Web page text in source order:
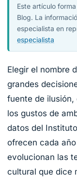
Este artículo
Blog. La
especialista en
especialista
Elegir el nombre
grandes
fuente de
los gustos de
datos del
ofrecen cada
evolucionan las
cultural que dice